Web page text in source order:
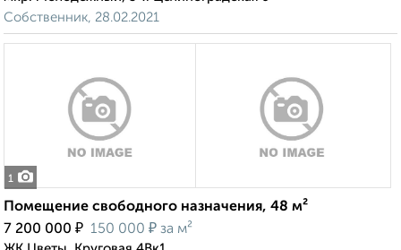
Собственник, 28.02.2021
1
Помещение свободного назначения, 48 м²
7 200 000 ₽ 150 000 ₽ за м²